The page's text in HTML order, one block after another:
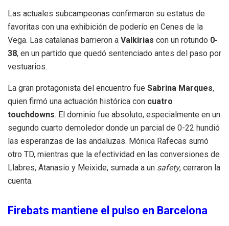
Las actuales subcampeonas confirmaron su estatus de
favoritas con una exhibición de poderío en Cenes de la
Vega. Las catalanas barrieron a Valkirias con un rotundo 0-
38, en un partido que quedó sentenciado antes del paso por
vestuarios.
La gran protagonista del encuentro fue Sabrina Marques,
quien firmó una actuación histórica con cuatro
touchdowns. El dominio fue absoluto, especialmente en un
segundo cuarto demoledor donde un parcial de 0-22 hundió
las esperanzas de las andaluzas. Mónica Rafecas sumó
otro TD, mientras que la efectividad en las conversiones de
Llabres, Atanasio y Meixide, sumada a un safety, cerraron la
cuenta.
Firebats mantiene el pulso en Barcelona